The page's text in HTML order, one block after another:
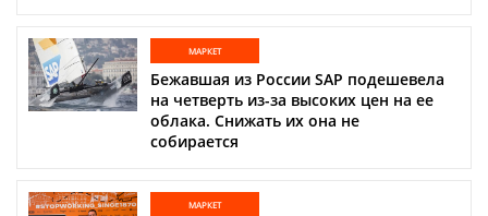
Личный
кабинет
О
МАРКЕТ
Бежавшая из России SAP подешевела
на четверть из-за высоких цен на ее
облака. Снижать их она не
собирается
МАРКЕТ